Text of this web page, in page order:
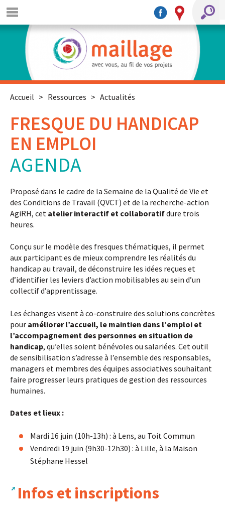
Accueil > Ressources > Actualités
FRESQUE DU HANDICAP
EN EMPLOI
AGENDA
Proposé dans le cadre de la Semaine de la Qualité de Vie et
des Conditions de Travail (QVCT) et de la recherche-action
AgiRH, cet atelier interactif et collaboratifdure trois
heures.
Conçu sur le modèle des fresques thématiques, il permet
aux participant·es de mieux comprendre les réalités du
handicap au travail, de déconstruire les idées reçues et
d’identifier les leviers d’action mobilisables au sein d’un
collectif d’apprentissage.
Les échanges visent à co-construire des solutions concrètes
pour améliorer l’accueil, le maintien dans l’emploi et
l’accompagnement des personnes en situation de
handicap, qu’elles soient bénévoles ou salariées. Cet outil
de sensibilisation s’adresse à l’ensemble des responsables,
managers et membres des équipes associatives souhaitant
faire progresser leurs pratiques de gestion des ressources
humaines.
Dates et lieux :
Mardi 16 juin (10h-13h) : à Lens, au Toit Commun
Vendredi 19 juin (9h30-12h30) : à Lille, à la Maison
Stéphane Hessel
Infos et inscriptions